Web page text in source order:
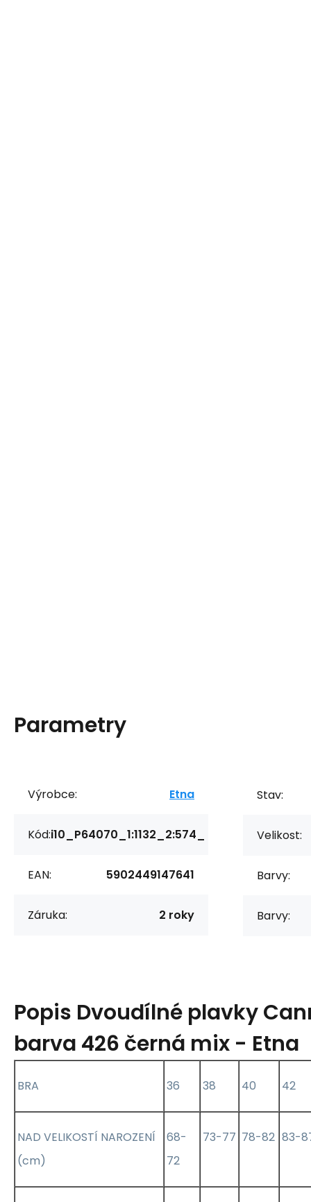
Parametry
Výrobce: Etna
Kód:i10_P64070_1:1132_2:574_
EAN: 5902449147641
Záruka: 2 roky
Stav:
Velikost:
Barvy:
Barvy:
Popis Dvoudílné plavky
barva 426 černá mix - Etna
BRA 36 38 40 42
NAD VELIKOSTÍ NAROZENÍ
(cm)
68-
72
73-77 78-82 83-